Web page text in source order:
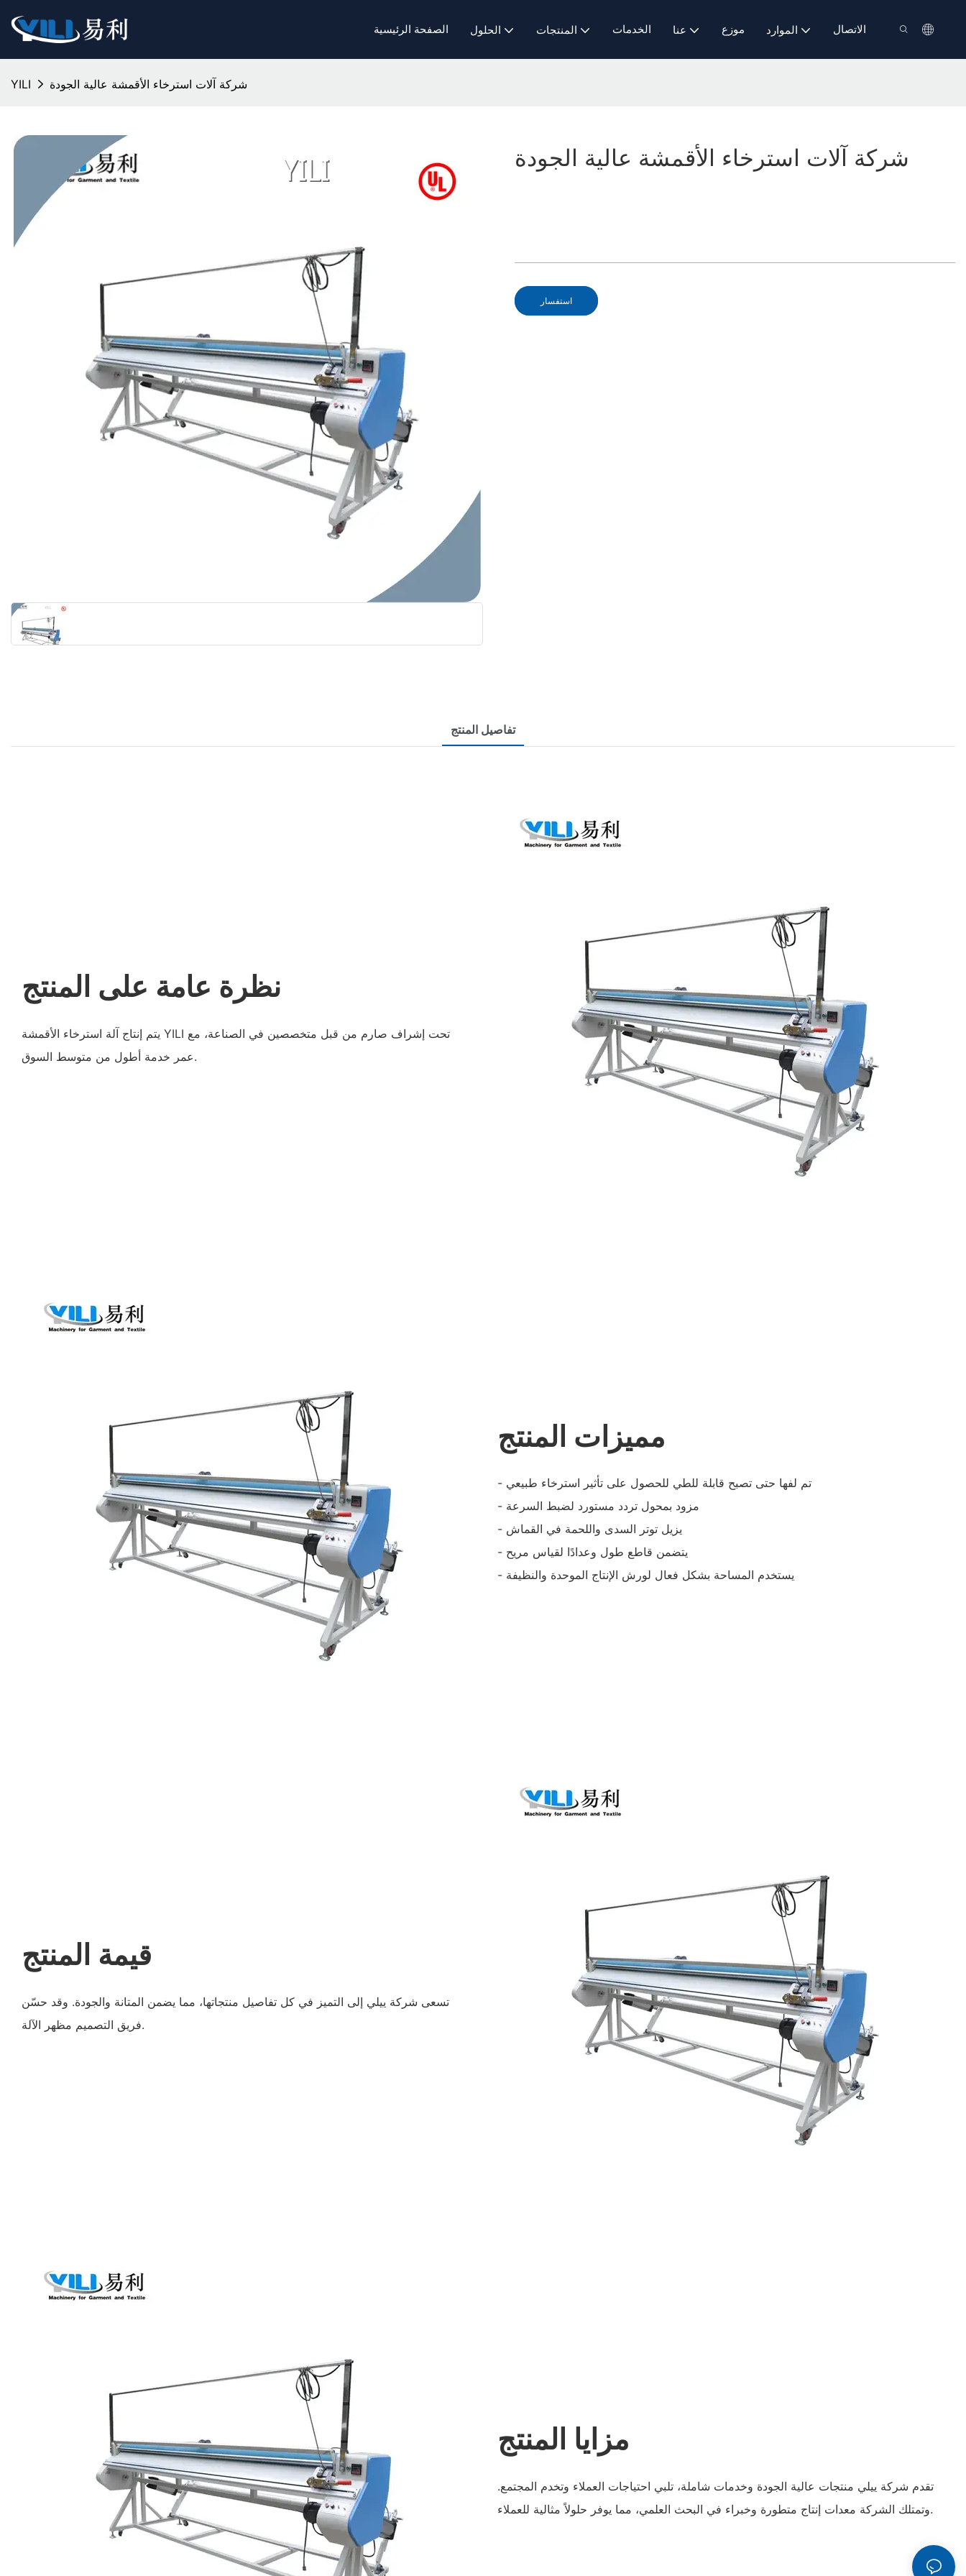
الصفحة الرئيسية الحلول المنتجات الخدمات عنا موزع الموارد الاتصال
YILI شركة آلات استرخاء الأقمشة عالية الجودة
شركة آلات استرخاء الأقمشة عالية الجودة
استفسار
تفاصيل المنتج
نظرة عامة على المنتج
يتم إنتاج آلة استرخاء الأقمشة YILI تحت إشراف صارم من قبل متخصصين في الصناعة، مع
عمر خدمة أطول من متوسط ​​السوق.
مميزات المنتج
- تم لفها حتى تصبح قابلة للطي للحصول على تأثير استرخاء طبيعي
- مزود بمحول تردد مستورد لضبط السرعة
- يزيل توتر السدى واللحمة في القماش
- يتضمن قاطع طول وعدادًا لقياس مريح
- يستخدم المساحة بشكل فعال لورش الإنتاج الموحدة والنظيفة
قيمة المنتج
تسعى شركة ييلي إلى التميز في كل تفاصيل منتجاتها، مما يضمن المتانة والجودة. وقد حسّن
فريق التصميم مظهر الآلة.
مزايا المنتج
تقدم شركة ييلي منتجات عالية الجودة وخدمات شاملة، تلبي احتياجات العملاء وتخدم المجتمع.
وتمتلك الشركة معدات إنتاج متطورة وخبراء في البحث العلمي، مما يوفر حلولاً مثالية للعملاء.